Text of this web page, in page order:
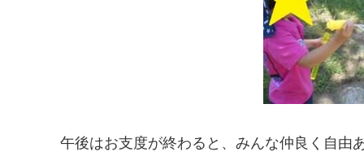
午後はお支度が終わると、みんな仲良く自由